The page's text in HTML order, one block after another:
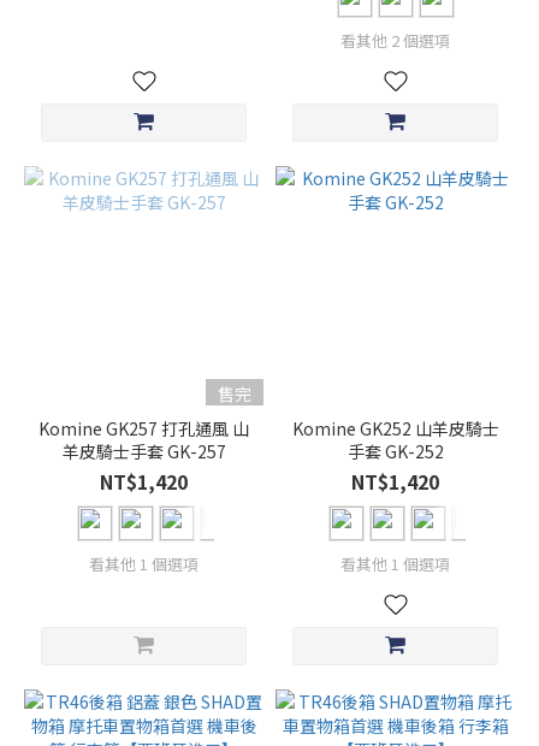
看其他 2 個選項
售完
Komine GK257 打孔通風 山
羊皮騎士手套 GK-257
NT$1,420
看其他 1 個選項
Komine GK252 山羊皮騎士
手套 GK-252
NT$1,420
看其他 1 個選項